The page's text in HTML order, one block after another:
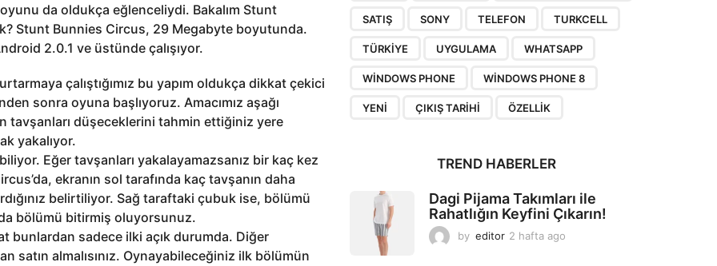
da oldukça eğlenceliydi. Bakalım Stunt
Stunt Bunnies Circus, 29 Megabyte boyutunda.
2.0.1 ve üstünde çalışıyor.
çalıştığımız bu yapım oldukça dikkat çekici
sonra oyuna başlıyoruz. Amacımız aşağı
tavşanları düşeceklerini tahmin ettiğiniz yere
yakalıyor.
Eğer tavşanları yakalayamazsanız bir kaç kez
ekranın sol tarafında kaç tavşanın daha
belirtiliyor. Sağ taraftaki çubuk ise, bölümü
bölümü bitirmiş oluyorsunuz.
bunlardan sadece ilki açık durumda. Diğer
satın almalısınız. Oynayabileceğiniz ilk bölümün
SATIŞ SONY TELEFON TURKCELL
TÜRKIYE UYGULAMA WHATSAPP
WINDOWS PHONE WINDOWS PHONE 8
YENI ÇIKIŞ TARIHI ÖZELLIK
TREND HABERLER
Dagi Pijama Takımları ile
Rahatlığın Keyfini Çıkarın!
by editor 2 hafta ago